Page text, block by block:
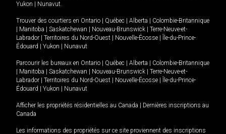
Yukon
Nunavut.
Trouver des courtiers en Ontario Québec Alberta
Colombie-Britannique
Manitoba Saskatchewan Nouveau-Brunswick
Terre-Neuve-et-
Labrador
Territoires du Nord-Ouest Nouvelle-Écosse
Île-du-Prince-
Édouard
Yukon Nunavut
Parcourir les bureaux en Ontario Québec Alberta
Colombie-Britannique
Manitoba Saskatchewan Nouveau-Brunswick
Terre-Neuve-et-
Labrador
Territoires du Nord-Ouest Nouvelle-Écosse
Île-du-Prince-
Édouard
Yukon Nunavut
Afficher les propriétés résidentielles au Canada
Dernières inscriptions au
Canada
Les informations des propriétés sur ce site proviennent des inscriptions